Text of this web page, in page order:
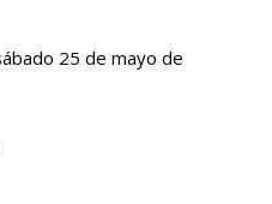
25 de mayo de